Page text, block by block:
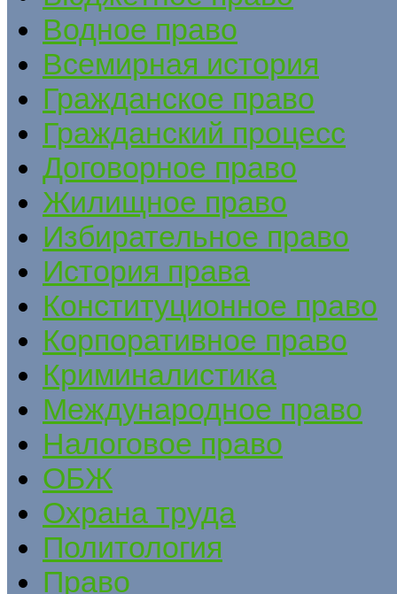
Водное право
Всемирная история
Гражданское право
Гражданский процесс
Договорное право
Жилищное право
Избирательное право
История права
Конституционное право
Корпоративное право
Криминалистика
Международное право
Налоговое право
ОБЖ
Охрана труда
Политология
Право